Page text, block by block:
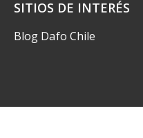
SITIOS DE INTERÉS
Blog Dafo Chile